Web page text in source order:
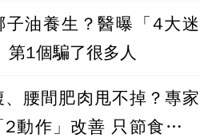
子油養生？醫曝「4大迷
思」 第1個騙了很多人
、腰間肥肉甩不掉？專家
2動作」改善 只節食減重